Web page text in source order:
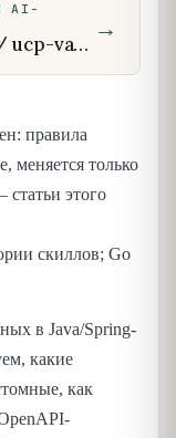
AI-
ucp-validation-review / ucp-validation-design / ucp-py-validation-review / ucp-py-validation-design
→
правила
меняется только
статьи этого
скиллов; Go
в Java/Spring-
какие
как